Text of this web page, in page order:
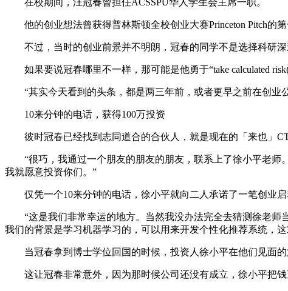
在校期间，汪冠春曾担任ACSSPU华人学生会主席一职。
他的创业想法曾获得普林斯顿全校创业大赛Princeton Pitch的
不过，当时的创业前景并不明朗，冠春的同学不是选择科研深
如果要说冠春哪里不一样，那可能是他勇于“take calculated risk(
“其实今天看到的头条，都是两三年前，或者更早之前在创业
10来分钟的电话，获得100万投资
彼时冠春已经找到志同道合的合伙人，就是现在的「来也」
“很巧，我通过一个朋友的朋友的朋友，联系上了徐小平老师
我就愿意投资你们。”
仅凭一个10来分钟的电话，徐小平就向二人承诺了一笔创业启
“这是我们非常幸运的地方。当然我没办法完全去猜测徐老师
我们的背景是学习机器学习的，可以用来开发个性化推荐系统，
当冠春拿到博士学位回国的时候，投资人徐小平在他们见面的
这让冠春非常意外，因为那时候公司还没有成立，徐小平把钱